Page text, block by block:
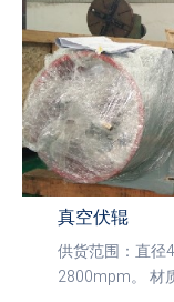
真空伏辊
供货范围：直
2800mpm。 材